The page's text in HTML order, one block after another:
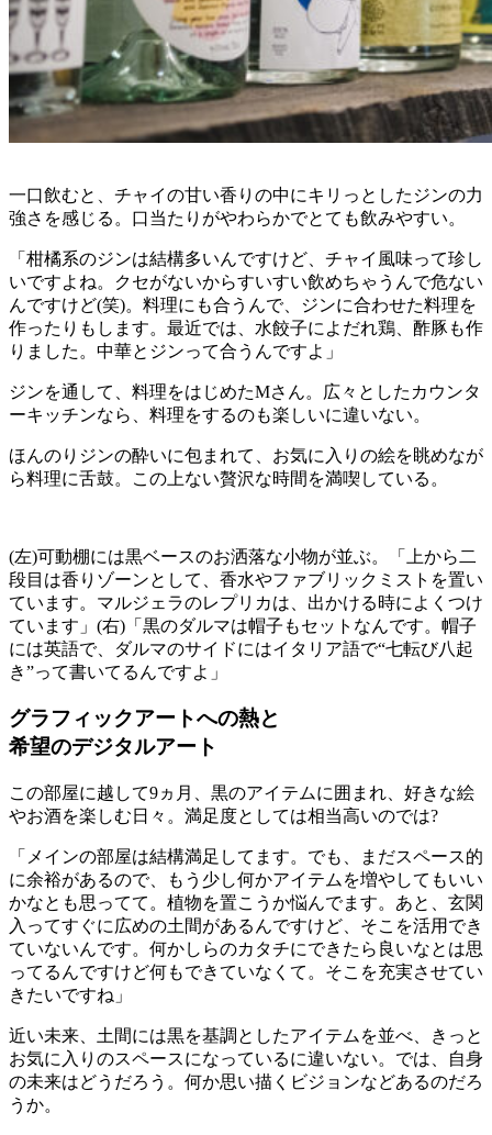
一口飲むと、チャイの甘い香りの中にキリっとしたジンの力
強さを感じる。口当たりがやわらかでとても飲みやすい。
「柑橘系のジンは結構多いんですけど、チャイ風味って珍し
いですよね。クセがないからすいすい飲めちゃうんで危ない
んですけど(笑)。料理にも合うんで、ジンに合わせた料理を
作ったりもします。最近では、水餃子によだれ鶏、酢豚も作
りました。中華とジンって合うんですよ」
ジンを通して、料理をはじめたMさん。広々としたカウンタ
ーキッチンなら、料理をするのも楽しいに違いない。
ほんのりジンの酔いに包まれて、お気に入りの絵を眺めなが
ら料理に舌鼓。この上ない贅沢な時間を満喫している。
(左)可動棚には黒ベースのお洒落な小物が並ぶ。「上から二
段目は香りゾーンとして、香水やファブリックミストを置い
ています。マルジェラのレプリカは、出かける時によくつけ
ています」(右)「黒のダルマは帽子もセットなんです。帽子
には英語で、ダルマのサイドにはイタリア語で“七転び八起
き”って書いてるんですよ」
グラフィックアートへの熱と
希望のデジタルアート
この部屋に越して9ヵ月、黒のアイテムに囲まれ、好きな絵
やお酒を楽しむ日々。満足度としては相当高いのでは?
「メインの部屋は結構満足してます。でも、まだスペース的
に余裕があるので、もう少し何かアイテムを増やしてもいい
かなとも思ってて。植物を置こうか悩んでます。あと、玄関
入ってすぐに広めの土間があるんですけど、そこを活用でき
ていないんです。何かしらのカタチにできたら良いなとは思
ってるんですけど何もできていなくて。そこを充実させてい
きたいですね」
近い未来、土間には黒を基調としたアイテムを並べ、きっと
お気に入りのスペースになっているに違いない。では、自身
の未来はどうだろう。何か思い描くビジョンなどあるのだろ
うか。